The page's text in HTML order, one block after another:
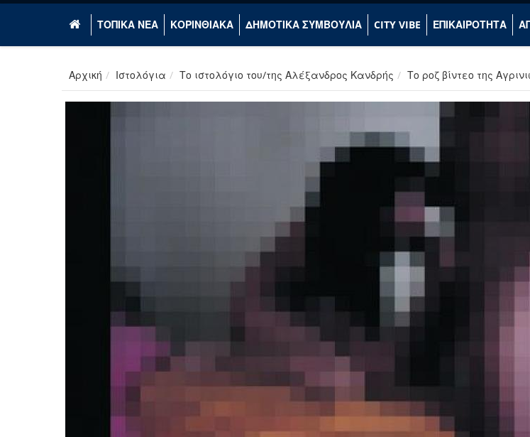
ΤΟΠΙΚΑ ΝΕΑ ΚΟΡΙΝΘΙΑΚΑ ΔΗΜΟΤΙΚΑ ΣΥΜΒΟΥΛΙΑ CITY VIBE ΕΠΙΚΑΙΡΟΤΗΤΑ
Αρχική Ιστολόγια Το ιστολόγιο του/της Αλέξανδρος Κανδρής Το ροζ βίντεο της